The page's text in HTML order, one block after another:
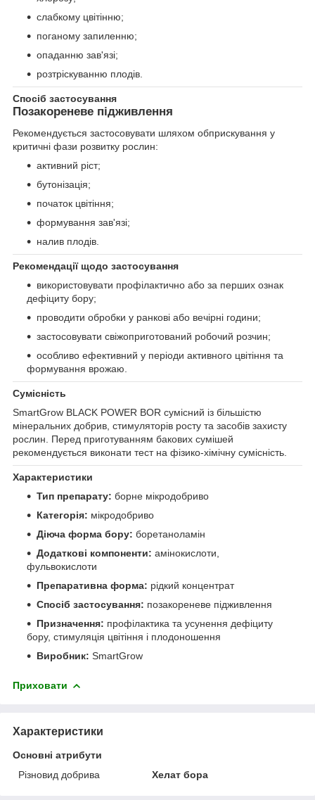
слабкому цвітінню;
поганому запиленню;
опаданню зав'язі;
розтріскуванню плодів.
Спосіб застосування
Позакореневе підживлення
Рекомендується застосовувати шляхом обприскування у
критичні фази розвитку рослин:
активний ріст;
бутонізація;
початок цвітіння;
формування зав'язі;
налив плодів.
Рекомендації щодо застосування
використовувати профілактично або за перших ознак
дефіциту бору;
проводити обробки у ранкові або вечірні години;
застосовувати свіжоприготований робочий розчин;
особливо ефективний у періоди активного цвітіння та
формування врожаю.
Сумісність
SmartGrow BLACK POWER BOR сумісний із більшістю
мінеральних добрив, стимуляторів росту та засобів захисту
рослин. Перед приготуванням бакових сумішей
рекомендується виконати тест на фізико-хімічну сумісність.
Характеристики
Тип препарату: борне мікродобриво
Категорія: мікродобриво
Діюча форма бору: боретаноламін
Додаткові компоненти: амінокислоти,
фульвокислоти
Препаративна форма: рідкий концентрат
Спосіб застосування: позакореневе підживлення
Призначення: профілактика та усунення дефіциту
бору, стимуляція цвітіння і плодоношення
Виробник: SmartGrow
Приховати
Характеристики
Основні атрибути
Різновид добрива
Хелат бора